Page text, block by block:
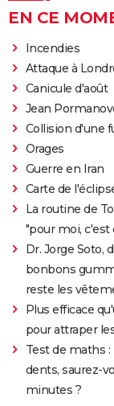
EN CE
Incendies
Attaque à
Canicule d'août
Jean
Collision d'une
Orages
Guerre en Iran
Carte de
La routine de
"pour moi, c'est
Dr. Jorge Soto,
bonbons
reste les
Plus efficace
pour attraper
Test de maths
dents, saurez-
minutes ?